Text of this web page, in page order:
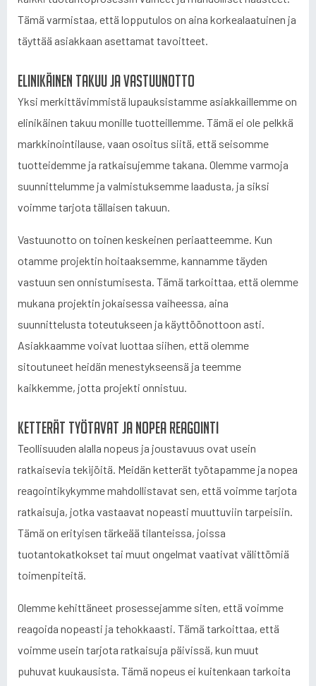
Tämä varmistaa, että lopputulos on aina korkealaatuinen ja
täyttää asiakkaan asettamat tavoitteet.
Elinikäinen takuu ja vastuunotto
Yksi merkittävimmistä lupauksistamme asiakkaillemme on
elinikäinen takuu monille tuotteillemme. Tämä ei ole pelkkä
markkinointilause, vaan osoitus siitä, että seisomme
tuotteidemme ja ratkaisujemme takana. Olemme varmoja
suunnittelumme ja valmistuksemme laadusta, ja siksi
voimme tarjota tällaisen takuun.
Vastuunotto on toinen keskeinen periaatteemme. Kun
otamme projektin hoitaaksemme, kannamme täyden
vastuun sen onnistumisesta. Tämä tarkoittaa, että olemme
mukana projektin jokaisessa vaiheessa, aina
suunnittelusta toteutukseen ja käyttöönottoon asti.
Asiakkaamme voivat luottaa siihen, että olemme
sitoutuneet heidän menestykseensä ja teemme
kaikkemme, jotta projekti onnistuu.
Ketterät työtavat ja nopea reagointi
Teollisuuden alalla nopeus ja joustavuus ovat usein
ratkaisevia tekijöitä. Meidän ketterät työtapamme ja nopea
reagointikykymme mahdollistavat sen, että voimme tarjota
ratkaisuja, jotka vastaavat nopeasti muuttuviin tarpeisiin.
Tämä on erityisen tärkeää tilanteissa, joissa
tuotantokatkokset tai muut ongelmat vaativat välittömiä
toimenpiteitä.
Olemme kehittäneet prosessejamme siten, että voimme
reagoida nopeasti ja tehokkaasti. Tämä tarkoittaa, että
voimme usein tarjota ratkaisuja päivissä, kun muut
puhuvat kuukausista. Tämä nopeus ei kuitenkaan tarkoita